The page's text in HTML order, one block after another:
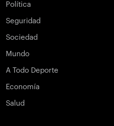
Política
Seguridad
Sociedad
Mundo
A Todo Deporte
Economía
Salud